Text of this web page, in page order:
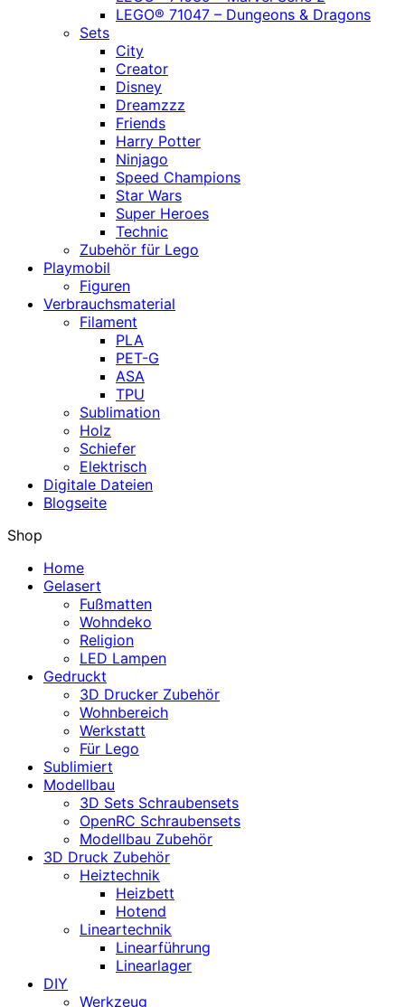
LEGO® 71047 – Dungeons & Dragons
Sets
City
Creator
Disney
Dreamzzz
Friends
Harry Potter
Ninjago
Speed Champions
Star Wars
Super Heroes
Technic
Zubehör für Lego
Playmobil
Figuren
Verbrauchsmaterial
Filament
PLA
PET-G
ASA
TPU
Sublimation
Holz
Schiefer
Elektrisch
Digitale Dateien
Blogseite
Shop
Home
Gelasert
Fußmatten
Wohndeko
Religion
LED Lampen
Gedruckt
3D Drucker Zubehör
Wohnbereich
Werkstatt
Für Lego
Sublimiert
Modellbau
3D Sets Schraubensets
OpenRC Schraubensets
Modellbau Zubehör
3D Druck Zubehör
Heiztechnik
Heizbett
Hotend
Lineartechnik
Linearführung
Linearlager
DIY
Werkzeug